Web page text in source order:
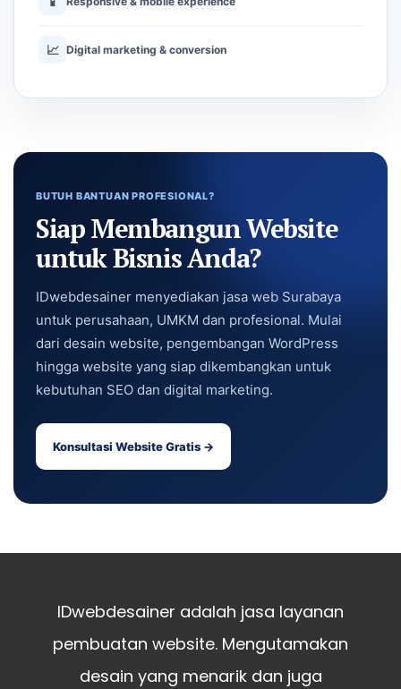
📈 Digital marketing & conversion
BUTUH BANTUAN PROFESIONAL?
Siap Membangun Website
untuk Bisnis Anda?
IDwebdesainer menyediakan jasa web Surabaya
untuk perusahaan, UMKM dan profesional. Mulai
dari desain website, pengembangan WordPress
hingga website yang siap dikembangkan untuk
kebutuhan SEO dan digital marketing.
Konsultasi Website Gratis →
IDwebdesainer adalah jasa layanan
pembuatan website. Mengutamakan
desain yang menarik dan juga